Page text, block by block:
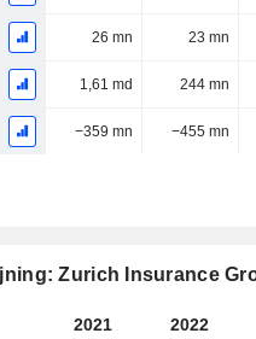
26 mn 23 mn
1,61 md 244 mn
−359 mn −455 mn
Zurich Insurance
2021
2022